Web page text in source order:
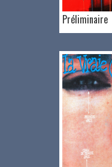
Préliminaire